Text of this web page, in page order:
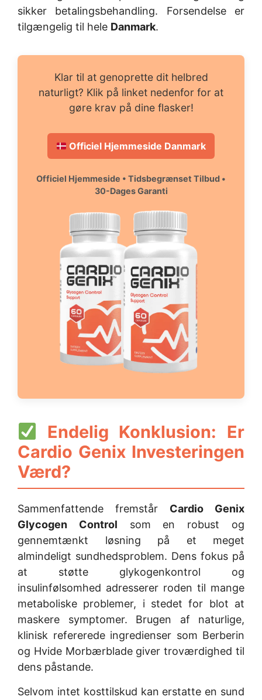
sikker betalingsbehandling. Forsendelse er
tilgængelig til hele Danmark.
Klar til at genoprette dit helbred
naturligt? Klik på linket nedenfor for at
gøre krav på dine flasker!
Officiel Hjemmeside Danmark
Officiel Hjemmeside • Tidsbegrænset Tilbud •
30-Dages Garanti
Endelig Konklusion: Er
Cardio Genix Investeringen
Værd?
Sammenfattende fremstår Cardio Genix
Glycogen Control som en robust og
gennemtænkt løsning på et meget
almindeligt sundhedsproblem. Dens fokus på
at støtte glykogenkontrol og
insulinfølsomhed adresserer roden til mange
metaboliske problemer, i stedet for blot at
maskere symptomer. Brugen af naturlige,
klinisk refererede ingredienser som Berberin
og Hvide Morbærblade giver troværdighed til
dens påstande.
Selvom intet kosttilskud kan erstatte en sund